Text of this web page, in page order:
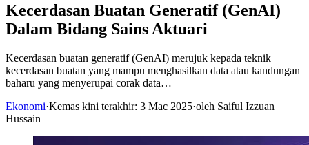
Kecerdasan Buatan Generatif (GenAI)
Dalam Bidang Sains Aktuari
Kecerdasan buatan generatif (GenAI) merujuk kepada teknik
kecerdasan buatan yang mampu menghasilkan data atau kandungan
baharu yang menyerupai corak data…
Ekonomi·Kemas kini terakhir: 3 Mac 2025·oleh Saiful Izzuan
Hussain